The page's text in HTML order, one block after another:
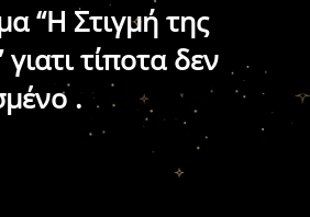
“Η Στιγμή της
γιατι τίποτα δεν
.